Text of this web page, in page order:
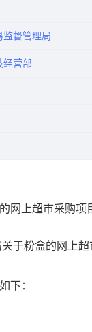
监督管理局
经营部
网上超市采购项
于粉盒的网上
下：